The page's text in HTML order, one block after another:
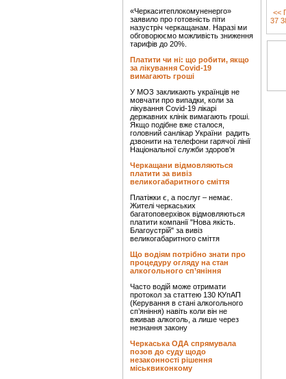
«Черкаситеплокомуненерго»
заявило про готовність піти
назустріч черкащанам. Наразі ми
обговорюємо можливість зниження
тарифів до 20%.
Платити чи ні: що робити, якщо
за лікування Covid-19
вимагають гроші
У МОЗ закликають українців не
мовчати про випадки, коли за
лікування Covid-19 лікарі
державних клінік вимагають гроші.
Якщо подібне вже сталося,
головний санлікар України радить
дзвонити на телефони гарячої лінії
Національної служби здоров'я
Черкащани відмовляються
платити за вивіз
великогабаритного сміття
Платіжки є, а послуг – немає.
Жителі черкаських
багатоповерхівок відмовляються
платити компанії "Нова якість.
Благоустрій" за вивіз
великогабаритного сміття
Що водіям потрібно знати про
процедуру огляду на стан
алкогольного сп’яніння
Часто водій може отримати
протокол за статтею 130 КУпАП
(Керування в стані алкогольного
сп’яніння) навіть коли він не
вживав алкоголь, а лише через
незнання закону
Черкаська ОДА спрямувала
позов до суду щодо
незаконності рішення
міськвиконкому
<<
37